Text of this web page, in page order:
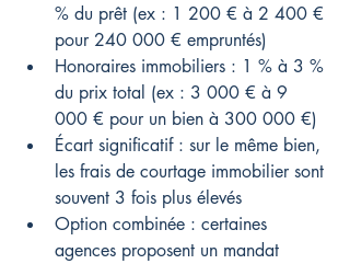
% du prêt (ex : 1 200 € à 2 400 €
pour 240 000 € empruntés)
Honoraires immobiliers : 1 % à 3 %
du prix total (ex : 3 000 € à 9
000 € pour un bien à 300 000 €)
Écart significatif : sur le même bien,
les frais de courtage immobilier sont
souvent 3 fois plus élevés
Option combinée : certaines
agences proposent un mandat